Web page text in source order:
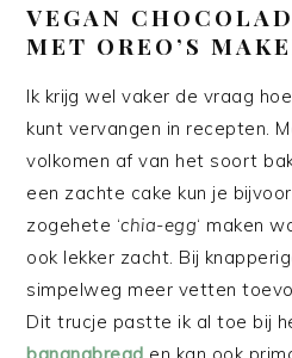
VEGAN
MET OREO’S
Ik krijg wel vaker de vraag
kunt vervangen in recepten.
volkomen af van het soort
een zachte cake kun je
zogehete ‘chia-egg‘ maken
ook lekker zacht. Bij
simpelweg meer vetten
Dit trucje pastte ik al toe bij